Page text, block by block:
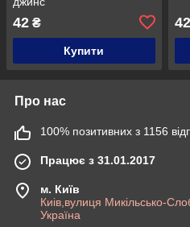
42 ₴
Купити
42
Про нас
100% позитивних з 1156
Працює з 31.01.2017
м. Київ
Киів,вулиця Микільсько-
Україна